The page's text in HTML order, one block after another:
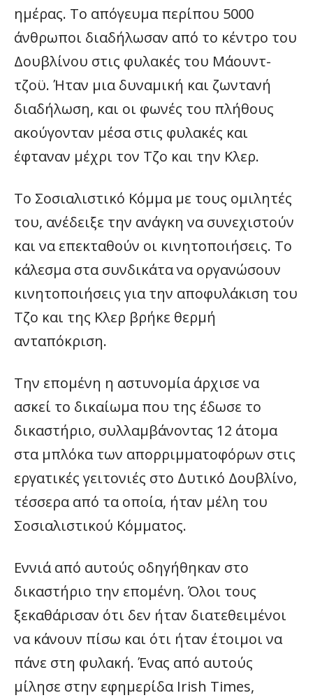
ημέρας. Το απόγευμα περίπου 5000
άνθρωποι διαδήλωσαν από το κέντρο του
Δουβλίνου στις φυλακές του Μάουντ-
τζοϋ. Ήταν μια δυναμική και ζωντανή
διαδήλωση, και οι φωνές του πλήθους
ακούγονταν μέσα στις φυλακές και
έφταναν μέχρι τον Τζο και την Κλερ.
Το Σοσιαλιστικό Κόμμα με τους ομιλητές
του, ανέδειξε την ανάγκη να συνεχιστούν
και να επεκταθούν οι κινητοποιήσεις. Το
κάλεσμα στα συνδικάτα να οργανώσουν
κινητοποιήσεις για την αποφυλάκιση του
Τζο και της Κλερ βρήκε θερμή
ανταπόκριση.
Την επομένη η αστυνομία άρχισε να
ασκεί το δικαίωμα που της έδωσε το
δικαστήριο, συλλαμβάνοντας 12 άτομα
στα μπλόκα των απορριμματοφόρων στις
εργατικές γειτονιές στο Δυτικό Δουβλίνο,
τέσσερα από τα οποία, ήταν μέλη του
Σοσιαλιστικού Κόμματος.
Εννιά από αυτούς οδηγήθηκαν στο
δικαστήριο την επομένη. Όλοι τους
ξεκαθάρισαν ότι δεν ήταν διατεθειμένοι
να κάνουν πίσω και ότι ήταν έτοιμοι να
πάνε στη φυλακή. Ένας από αυτούς
μίλησε στην εφημερίδα Irish Times,